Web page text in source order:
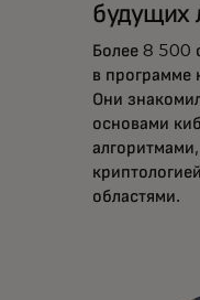
будущих
Более 8 500
в программе
Они
основами
областями.